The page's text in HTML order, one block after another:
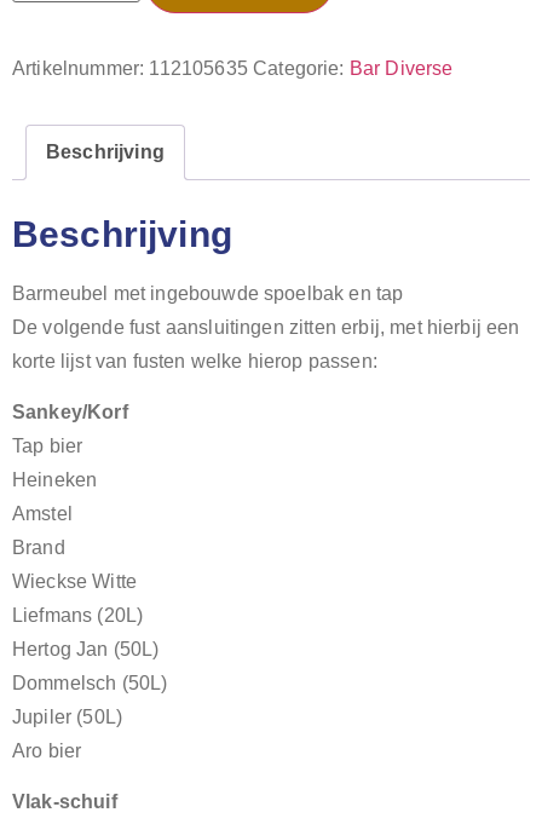
Artikelnummer: 112105635 Categorie: Bar Diverse
Beschrijving
Beschrijving
Barmeubel met ingebouwde spoelbak en tap
De volgende fust aansluitingen zitten erbij, met hierbij een
korte lijst van fusten welke hierop passen:
Sankey/Korf
Tap bier
Heineken
Amstel
Brand
Wieckse Witte
Liefmans (20L)
Hertog Jan (50L)
Dommelsch (50L)
Jupiler (50L)
Aro bier
Vlak-schuif